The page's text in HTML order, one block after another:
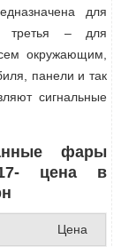
для
третья – для
окружающим,
панели и так
сигнальные
фары
цена в
Цена